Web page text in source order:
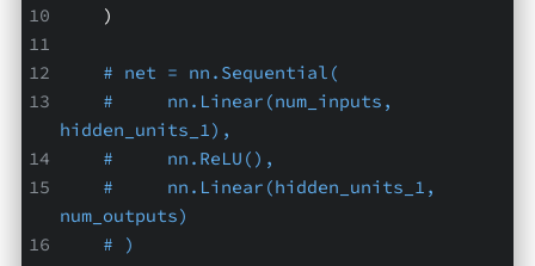
    )
# net = nn.Sequential(
#     nn.Linear(num_inputs,
hidden_units_1),
#     nn.ReLU(),
#     nn.Linear(hidden_units_1,
num_outputs)
# )